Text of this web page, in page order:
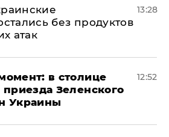
без продуктов
атак
13:28
в столице
Зеленского
Украины
12:52